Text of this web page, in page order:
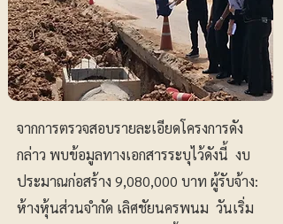
จากการตรวจสอบรายละเอียดโครงการดัง
กล่าว พบข้อมูลทางเอกสารระบุไว้ดังนี้ งบ
ประมาณก่อสร้าง 9,080,000 บาท ผู้รับจ้าง:
ห้างหุ้นส่วนจำกัด เลิศชัยนครพนม วันเริ่ม